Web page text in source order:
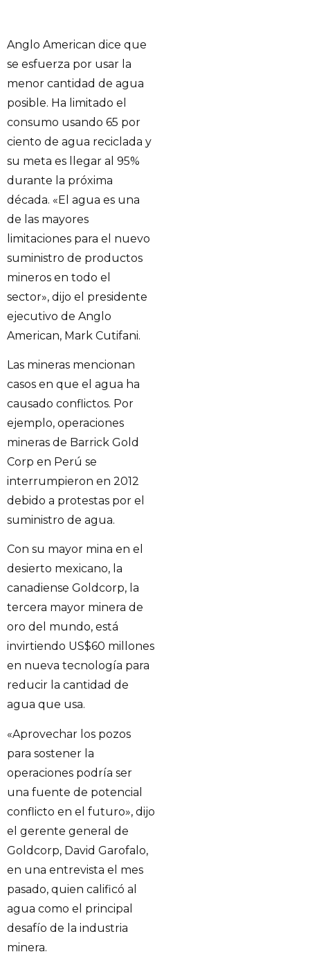
Anglo American dice que
se esfuerza por usar la
menor cantidad de agua
posible. Ha limitado el
consumo usando 65 por
ciento de agua reciclada y
su meta es llegar al 95%
durante la próxima
década. «El agua es una
de las mayores
limitaciones para el nuevo
suministro de productos
mineros en todo el
sector», dijo el presidente
ejecutivo de Anglo
American, Mark Cutifani.
Las mineras mencionan
casos en que el agua ha
causado conflictos. Por
ejemplo, operaciones
mineras de Barrick Gold
Corp en Perú se
interrumpieron en 2012
debido a protestas por el
suministro de agua.
Con su mayor mina en el
desierto mexicano, la
canadiense Goldcorp, la
tercera mayor minera de
oro del mundo, está
invirtiendo US$60 millones
en nueva tecnología para
reducir la cantidad de
agua que usa.
«Aprovechar los pozos
para sostener la
operaciones podría ser
una fuente de potencial
conflicto en el futuro», dijo
el gerente general de
Goldcorp, David Garofalo,
en una entrevista el mes
pasado, quien calificó al
agua como el principal
desafío de la industria
minera.